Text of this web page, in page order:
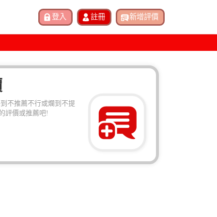
不推薦不行或爛到不提
評價或推薦吧!